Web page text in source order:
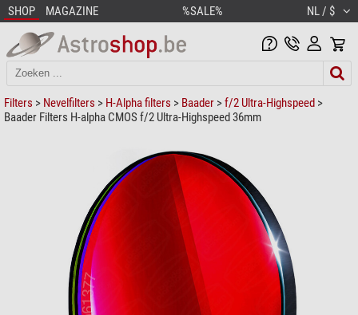
SHOP MAGAZINE %SALE% NL / $
Filters > Nevelfilters > H-Alpha filters > Baader >f/2 Ultra-Highspeed >
Baader Filters H-alpha CMOS f/2 Ultra-Highspeed 36mm